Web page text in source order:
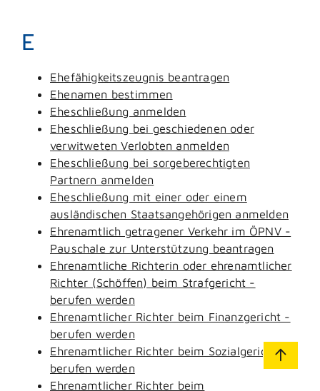
E
Ehefähigkeitszeugnis beantragen
Ehenamen bestimmen
Eheschließung anmelden
Eheschließung bei geschiedenen oder
verwitweten Verlobten anmelden
Eheschließung bei sorgeberechtigten
Partnern anmelden
Eheschließung mit einer oder einem
ausländischen Staatsangehörigen anmelden
Ehrenamtlich getragener Verkehr im ÖPNV -
Pauschale zur Unterstützung beantragen
Ehrenamtliche Richterin oder ehrenamtlicher
Richter (Schöffen) beim Strafgericht -
berufen werden
Ehrenamtlicher Richter beim Finanzgericht -
berufen werden
Ehrenamtlicher Richter beim Sozialgericht -
berufen werden
Ehrenamtlicher Richter beim